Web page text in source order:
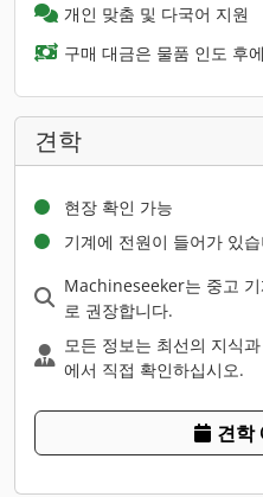
개인 맞춤 및 다국어 지원
구매 대금은 물품 인도 후
견학
현장 확인 가능
기계에 전원이 들어가 있
Machineseeker는 중고
로 권장합니다.
모든 정보는 최선의 지식
에서 직접 확인하십시오.
견학